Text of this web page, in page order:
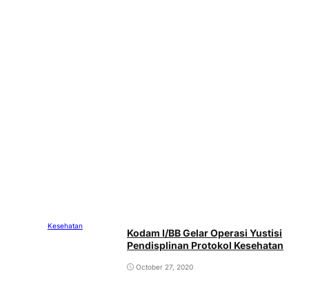
Kesehatan
Kodam I/BB Gelar Operasi Yustisi
Pendisplinan Protokol Kesehatan
October 27, 2020